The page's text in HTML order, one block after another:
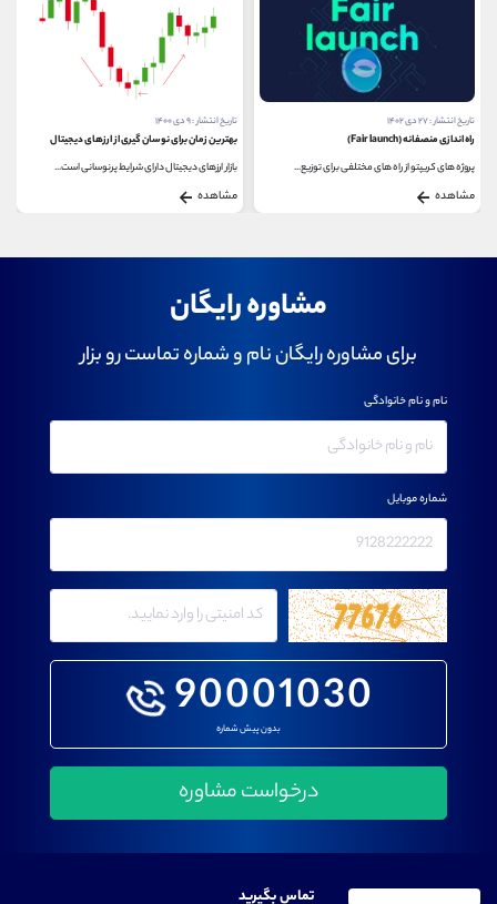
تاریخ انتشار : ۲۷ دی ۱۴۰۲
راه اندازی منصفانه (Fair launch)
پروژه های کریپتو از راه های مختلفی برای توزیع...
مشاهده
تاریخ انتشار : ۹ دی ۱۴۰۰
بهترین زمان برای نوسان گیری از ارزهای دیجیتال
بازار ارزهای دیجیتال دارای شرایط پرنوسانی است...
مشاهده
مشاوره رایگان
برای مشاوره رایگان نام و شماره تماست رو بزار
90001030
بدون پیش شماره
نام و نام خانوادگی
شماره موبایل
تماس بگیرید